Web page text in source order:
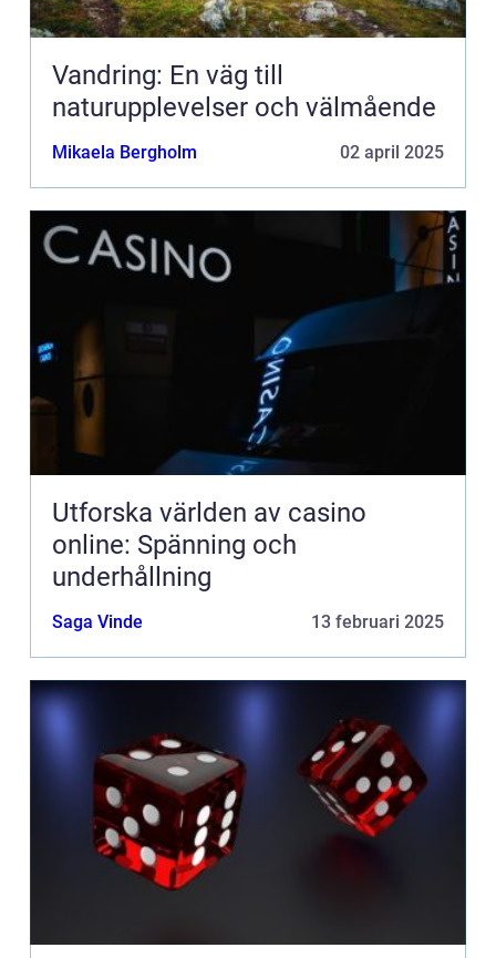
Vandring: En väg till
naturupplevelser och välmående
Mikaela Bergholm 02 april 2025
Utforska världen av casino
online: Spänning och
underhållning
Saga Vinde 13 februari 2025